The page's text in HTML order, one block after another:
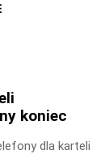
koniec
dla karteli